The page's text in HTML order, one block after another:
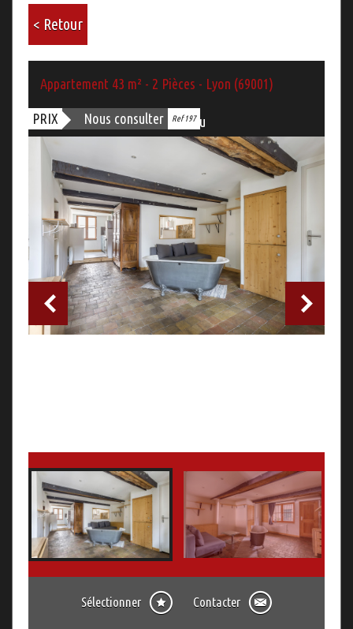
< Retour
Appartement 43 m² - 2 Pièces - Lyon (69001)
PRIX Nous consulter Ref 197
Bien vendu
Sélectionner Contacter